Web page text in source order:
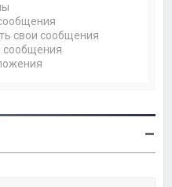
свои сообщения
сообщения